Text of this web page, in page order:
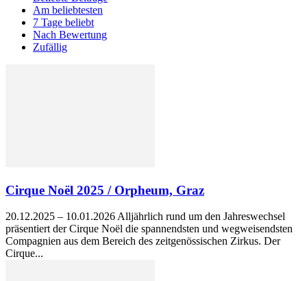
Am beliebtesten
7 Tage beliebt
Nach Bewertung
Zufällig
Cirque Noël 2025 / Orpheum, Graz
20.12.2025 – 10.01.2026 Alljährlich rund um den Jahreswechsel
präsentiert der Cirque Noël die spannendsten und wegweisendsten
Compagnien aus dem Bereich des zeitgenössischen Zirkus. Der
Cirque...